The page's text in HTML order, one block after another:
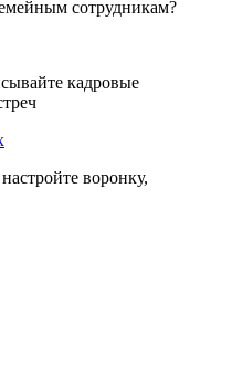
сотрудникам?
кадровые
воронку,